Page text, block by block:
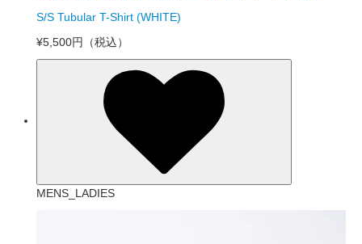
S/S Tubular T-Shirt (WHITE)
¥5,500円
（税込）
MENS_LADIES